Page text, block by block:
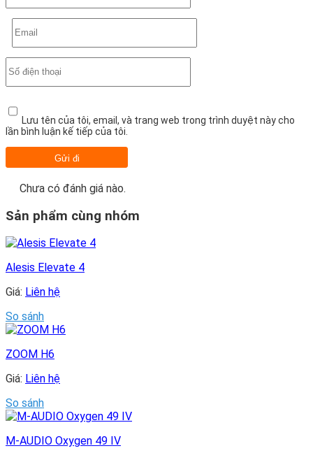
Lưu tên của tôi, email, và trang web trong trình duyệt này cho
lần bình luận kế tiếp của tôi.
Chưa có đánh giá nào.
Sản phẩm cùng nhóm
Alesis Elevate 4
Giá: Liên hệ
So sánh
ZOOM H6
Giá: Liên hệ
So sánh
M-AUDIO Oxygen 49 IV